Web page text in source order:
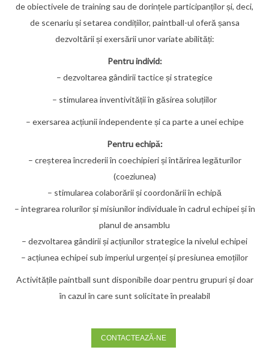
de obiectivele de training sau de dorințele participanților și, deci,
de scenariu și setarea condițiilor, paintball-ul oferă șansa
dezvoltării și exersării unor variate abilități:
Pentru individ:
– dezvoltarea gândirii tactice și strategice
– stimularea inventivității în găsirea soluțiilor
– exersarea acțiunii independente și ca parte a unei echipe
Pentru echipă:
– creșterea încrederii în coechipieri și întărirea legăturilor
(coeziunea)
– stimularea colaborării și coordonării în echipă
– integrarea rolurilor și misiunilor individuale în cadrul echipei și în
planul de ansamblu
– dezvoltarea gândirii și acțiunilor strategice la nivelul echipei
– acțiunea echipei sub imperiul urgenței și presiunea emoțiilor
Activitățile paintball sunt disponibile doar pentru grupuri și doar
în cazul în care sunt solicitate în prealabil
CONTACTEAZĂ-NE